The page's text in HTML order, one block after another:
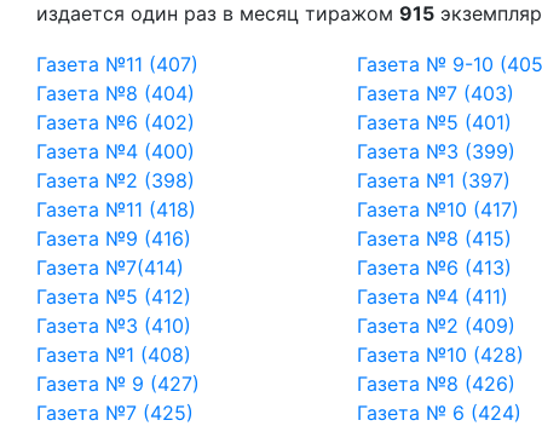
издается один раз в месяц тиражом 915
Газета №11 (407)
Газета № 9-10
Газета №8 (404)
Газета №7 (403)
Газета №6 (402)
Газета №5 (401)
Газета №4 (400)
Газета №3 (399)
Газета №2 (398)
Газета №1 (397)
Газета №11 (418)
Газета №10 (417)
Газета №9 (416)
Газета №8 (415)
Газета №7(414)
Газета №6 (413)
Газета №5 (412)
Газета №4 (411)
Газета №3 (410)
Газета №2 (409)
Газета №1 (408)
Газета №10 (428)
Газета № 9 (427)
Газета №8 (426)
Газета №7 (425)
Газета № 6 (424)